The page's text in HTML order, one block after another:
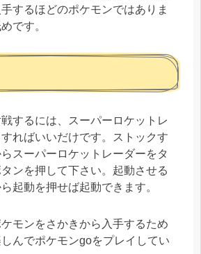
するほどのポケモンではありま
です。
するには、スーパーロケットレ
ればいいだけです。ストックす
スーパーロケットレーダーをタ
ンを押して下さい。起動させる
起動を押せば起動できます。
モンをさかきから入手するため
んでポケモンgoをプレイしてい